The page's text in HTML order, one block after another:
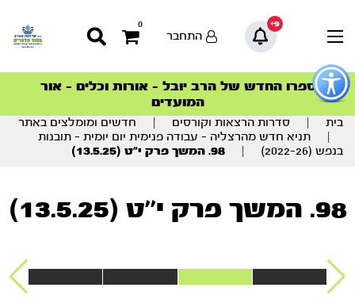
כפתור
לפתיחת
תפריט
9+
0
התחבר
סדרות הפודקאסטים
הסדרה המובילה החודש – דרך המלך
ספרו החדש של הרב יובל – אורות וכלים – אור
המועדים
הצטרפו למהפכת הבריאות הטבעית >
סדרות הפודקאסטים
הסדרה המובילה החודש – דרך המלך
תוכן
מרכזי
בית סדרות הרצאות וקורסים
חדשים ומומלצים באתר
תניא חדש מהרצליה – עבודה פנימית יום יומית – תובנות
בנפש (2022-26)
98. המשך פרק י”ט (13.5.25)
98. המשך פרק י''ט (13.5.25)